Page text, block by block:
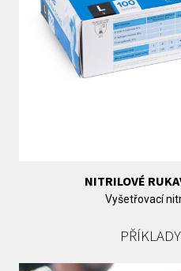
NITRILOVÉ
Vyšetřovací